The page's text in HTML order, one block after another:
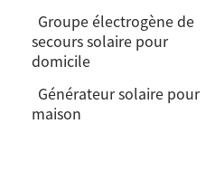
Groupe électrogène de
secours solaire pour
domicile
Générateur solaire pour
maison